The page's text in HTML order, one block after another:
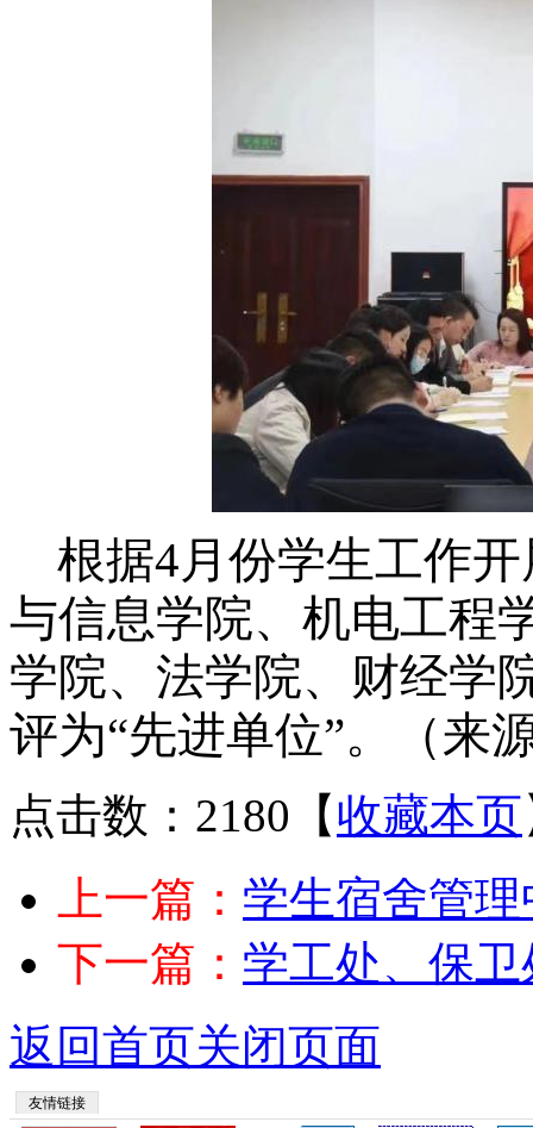
根据4月份学生工作
与信息学院、机电工程
学院、法学院、财经学
评为“先进单位”。（来
点击数：2180 【收藏本页
上一篇： 学生宿舍管
下一篇： 学工处、保
返回首页关闭页面
友情链接